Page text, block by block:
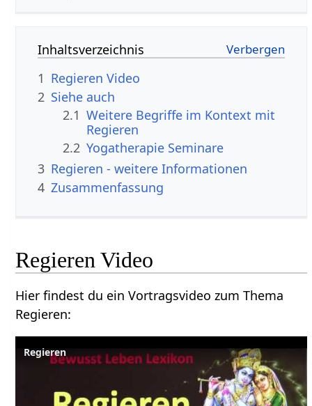
Inhaltsverzeichnis
1
Regieren‏‎ Video
2 Siehe auch
2.1 Weitere Begriffe im Kontext mit
2.2 Yogatherapie Seminare
3
Regieren‏‎ - weitere Informationen
4 Zusammenfassung
Regieren‏‎ Video
Hier findest du ein Vortragsvideo zum Thema
Regieren‏‎:
Regieren